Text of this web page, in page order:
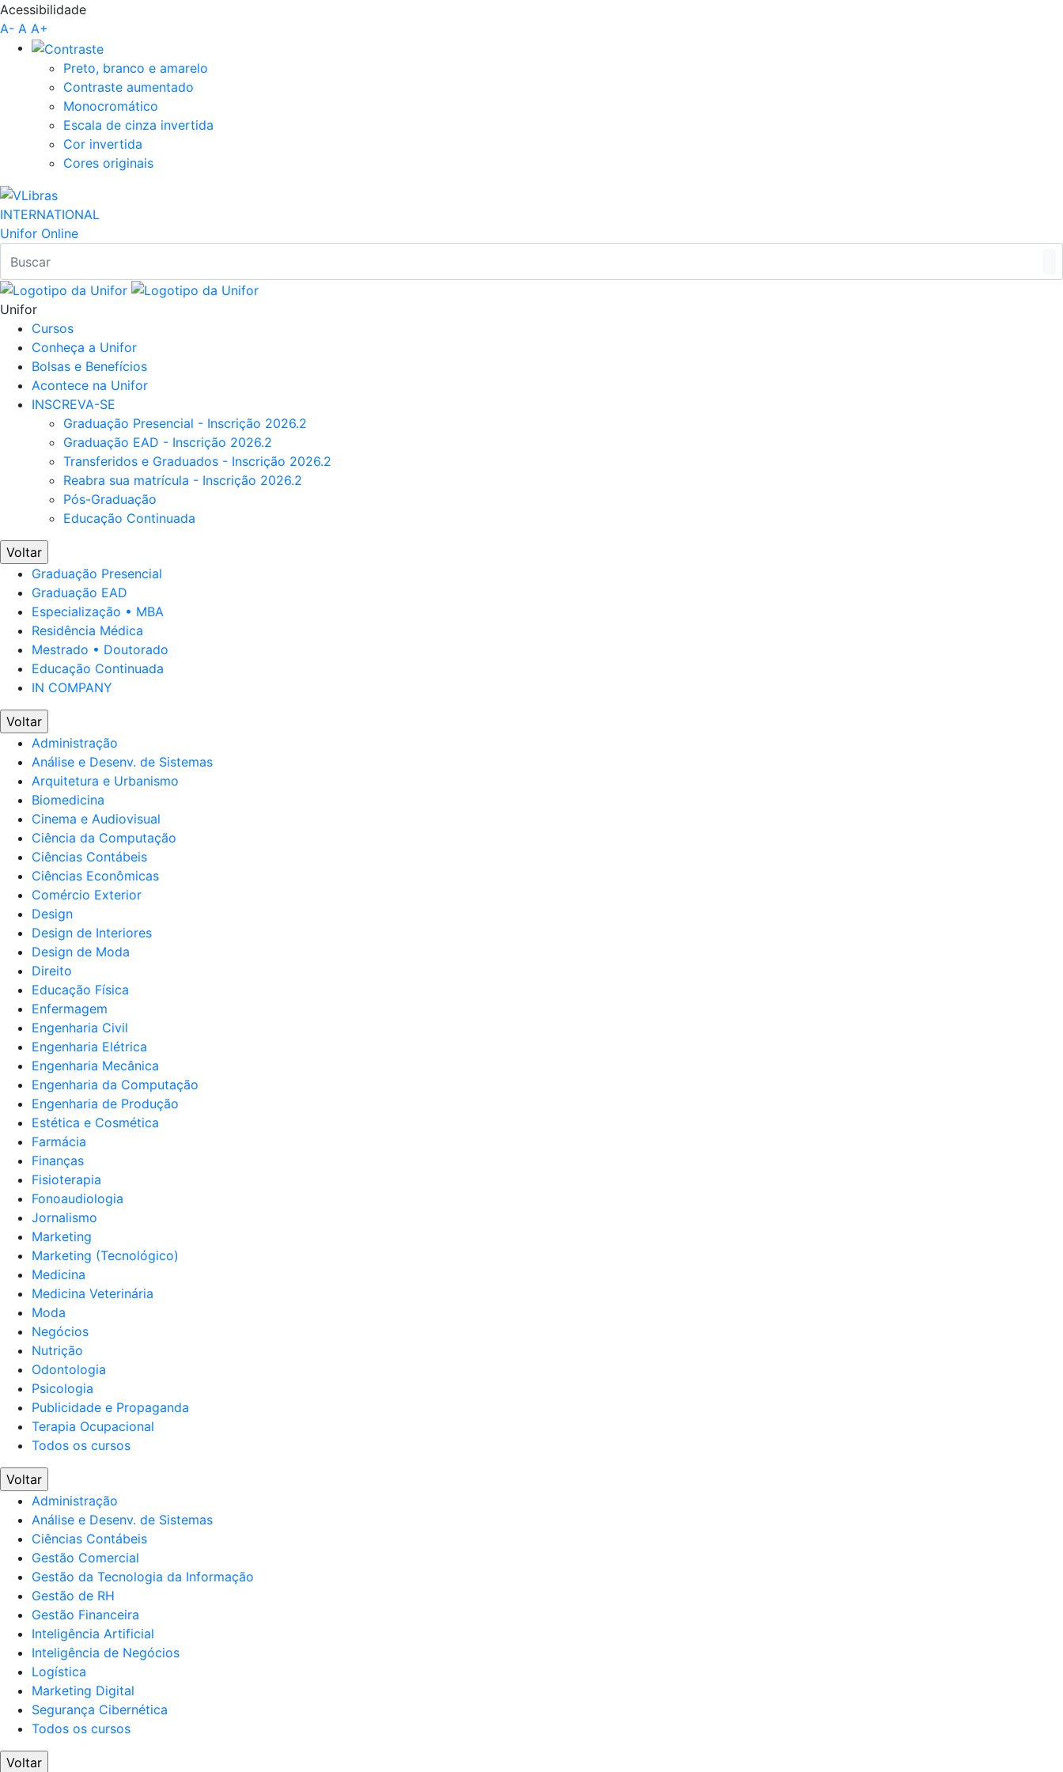
Pular para o Conteúdo principal
Acessibilidade
A- A A+
Preto, branco e amarelo
Contraste aumentado
Monocromático
Escala de cinza invertida
Cor invertida
Cores originais
INTERNATIONAL
Unifor Online
Unifor
Cursos
Conheça a Unifor
Bolsas e Benefícios
Acontece na Unifor
INSCREVA-SE
Graduação Presencial - Inscrição 2026.2
Graduação EAD - Inscrição 2026.2
Transferidos e Graduados - Inscrição 2026.2
Reabra sua matrícula - Inscrição 2026.2
Pós-Graduação
Educação Continuada
Voltar
Graduação Presencial
Graduação EAD
Especialização • MBA
Residência Médica
Mestrado • Doutorado
Educação Continuada
IN COMPANY
Voltar
Administração
Análise e Desenv. de Sistemas
Arquitetura e Urbanismo
Biomedicina
Cinema e Audiovisual
Ciência da Computação
Ciências Contábeis
Ciências Econômicas
Comércio Exterior
Design
Design de Interiores
Design de Moda
Direito
Educação Física
Enfermagem
Engenharia Civil
Engenharia Elétrica
Engenharia Mecânica
Engenharia da Computação
Engenharia de Produção
Estética e Cosmética
Farmácia
Finanças
Fisioterapia
Fonoaudiologia
Jornalismo
Marketing
Marketing (Tecnológico)
Medicina
Medicina Veterinária
Moda
Negócios
Nutrição
Odontologia
Psicologia
Publicidade e Propaganda
Terapia Ocupacional
Todos os cursos
Voltar
Administração
Análise e Desenv. de Sistemas
Ciências Contábeis
Gestão Comercial
Gestão da Tecnologia da Informação
Gestão de RH
Gestão Financeira
Inteligência Artificial
Inteligência de Negócios
Logística
Marketing Digital
Segurança Cibernética
Todos os cursos
Voltar